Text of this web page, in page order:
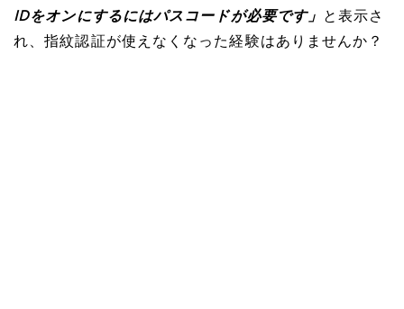
IDをオンにするにはパスコードが必要です」
と表示さ
れ、指紋認証が使えなくなった経験はありませんか？